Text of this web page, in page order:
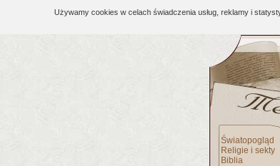
Używamy cookies w celach świadczenia usług, reklamy i
Światopogląd
Religie i sekty
Biblia